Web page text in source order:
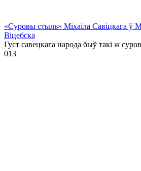
«Суровы стыль» Міхаіла Савіцкага ў
Віцебска
Густ савецкага народа быў такі ж
013